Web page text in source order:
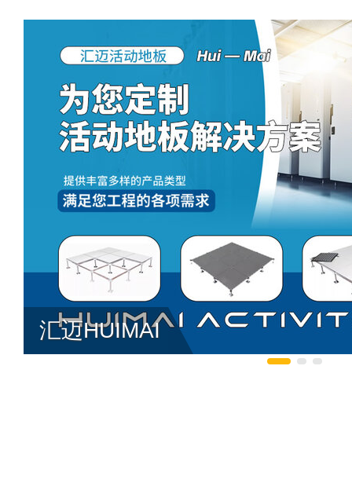
汇迈HUIMAI